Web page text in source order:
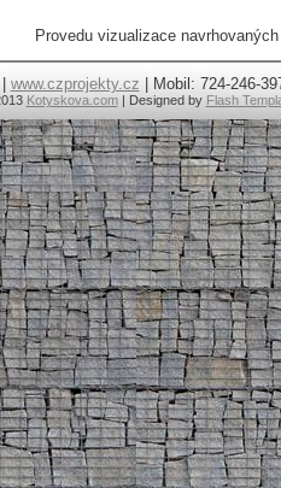
Provedu vizualizace
www.czprojekty.cz | Mobil: 724-246-
Kotyskova.com| Designed by Flash